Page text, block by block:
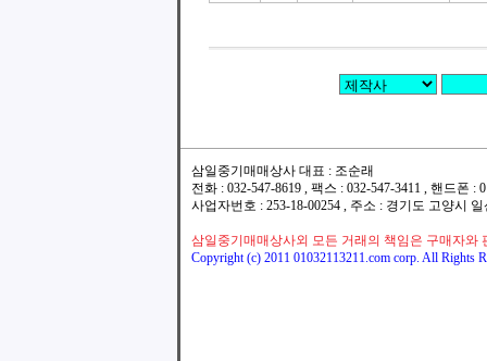
삼일중기매매상사 대표 : 조순래
전화 : 032-547-8619 , 팩스 : 032-547-3411 , 핸드폰
사업자번호 : 253-18-00254 , 주소 : 경기도 고양시
삼일중기매매상사외 모든 거래의 책임은 구매자와
Copyright (c) 2011 01032113211.com corp. All Rights